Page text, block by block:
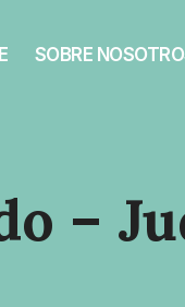
SOBRE
–